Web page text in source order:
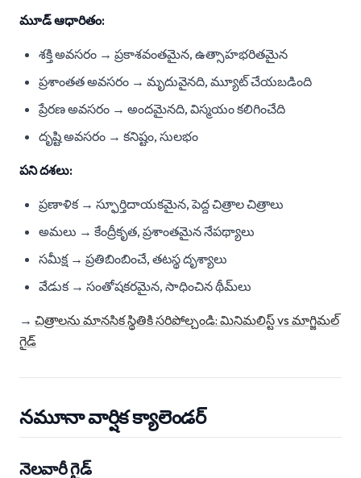
మూడ్ ఆధారితం:
శక్తి అవసరం → ప్రకాశవంతమైన, ఉత్సాహభరితమైన
ప్రశాంతత అవసరం → మృదువైనది, మ్యూట్ చేయబడింది
ప్రేరణ అవసరం → అందమైనది, విస్మయం కలిగించేది
దృష్టి అవసరం → కనిష్టం, సులభం
పని దశలు:
ప్రణాళిక → స్ఫూర్తిదాయకమైన, పెద్ద చిత్రాల చిత్రాలు
అమలు → కేంద్రీకృత, ప్రశాంతమైన నేపథ్యాలు
సమీక్ష → ప్రతిబింబించే, తటస్థ దృశ్యాలు
వేడుక → సంతోషకరమైన, సాధించిన థీమ్‌లు
→ చిత్రాలను మానసిక స్థితికి సరిపోల్చండి: మినిమలిస్ట్ vs మాగ్జిమల్
గైడ్
నమూనా వార్షిక క్యాలెండర్
నెలవారీ గైడ్